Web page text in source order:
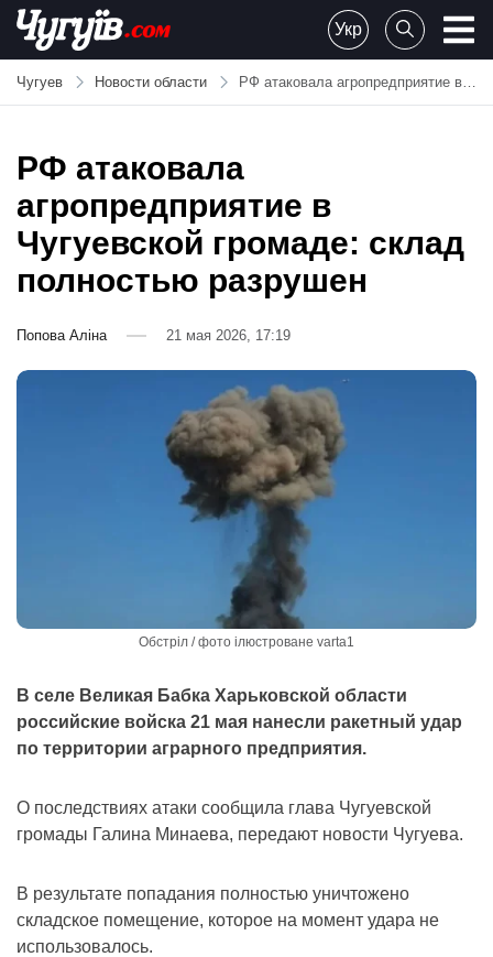
Skip
content
Chuguiv
Укр
Чугуев Новости области РФ атаковала агропредприятие в Чугуевской громаде: склад полностью разрушен
РФ атаковала
агропредприятие в
Чугуевской громаде: склад
полностью разрушен
Попова Аліна 21 мая 2026, 17:19
Обстріл / фото ілюстроване varta1
В селе Великая Бабка Харьковской области
российские войска 21 мая нанесли ракетный удар
по территории аграрного предприятия.
О последствиях атаки сообщила глава Чугуевской
громады Галина Минаева, передают новости Чугуева.
В результате попадания полностью уничтожено
складское помещение, которое на момент удара не
использовалось.